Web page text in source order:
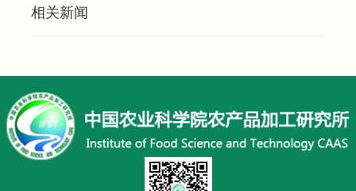
相关新闻